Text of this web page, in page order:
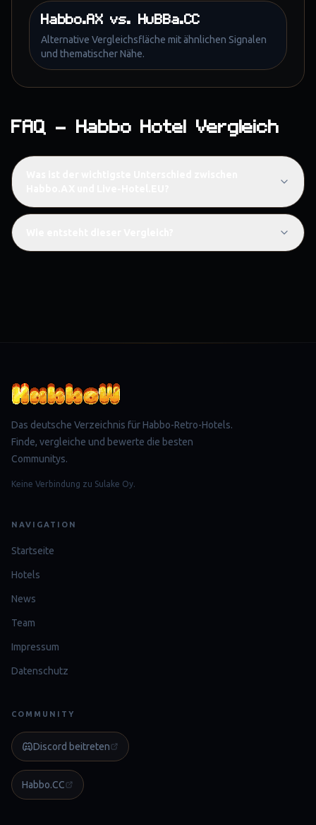
Habbo.AX vs. HuBBa.CC
Alternative Vergleichsfläche mit ähnlichen Signalen
und thematischer Nähe.
FAQ – Habbo Hotel Vergleich
Das deutsche Verzeichnis für Habbo-Retro-Hotels.
Finde, vergleiche und bewerte die besten
Communitys.
Keine Verbindung zu Sulake Oy.
NAVIGATION
Startseite
Hotels
News
Team
Impressum
Datenschutz
COMMUNITY
Discord beitreten
Habbo.CC